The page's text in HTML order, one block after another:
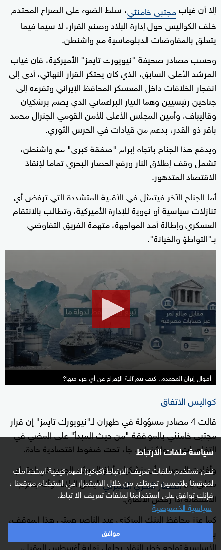
سياسة ملفات الارتباط
نحن نستخدم ملفات تعريف الارتباط (كوكيز) لفهم كيفية استخدامك
لموقعنا ولتحسين تجربتك. من خلال الاستمرار في استخدام موقعنا ،
فإنك توافق على استخدامنا لملفات تعريف الارتباط.
سياسية الخصوصية
موافق
إلا أن غيابمجتبى خامنئي، سلط الضوء على الصراع المحتدم
خلف الكواليس حول إدارة البلاد وصنع القرار، لا سيما فيما
يتعلق بالمفاوضات الدبلوماسية مع واشنطن.
وحسب مصادر صحيفة "نيويورك تايمز" الأميركية، فإن غياب
المرشد الأعلى السابق، الذي كان يحتكر القرار النهائي، أدى إلى
انفجار الخلافات داخل المعسكر المحافظ الإيراني وتفرعه إلى
جناحين رئيسيين وهما التيار البراغماتي الذي يضم بزشكيان
وقاليباف، وأمين المجلس الأعلى للأمن القومي الجنرال محمد
باقر ذو القدر، بدعم من قيادات في الحرس الثوري.
ويدفع هذا الجناح باتجاه إبرام "صفقة كبرى" مع واشنطن،
تشمل وقف إطلاق النار ورفع الحصار البحري تماما لإنقاذ
الاقتصاد المتدهور.
أما الجناح الآخر فيتمثل في الأقلية المتشددة التي ترفض أي
تنازلات سياسية أو نووية للإدارة الأميركية، وتطالب بالانتقام
العسكري وإطالة أمد المواجهة، متهمة الفريق التفاوضي
بـ"التواطؤ والخيانة".
of
2
minutes,
15
seconds
أموال إيران المجمدة.. كيف تتم آلية الإفراج عن أي جزء منها؟
كواليس الاتفاق
قالت 4 مصادر مسؤولة في طهران لـ"نيويورك تايمز" إن قرار
مجتبى خامنئي بالموافقة "من حيث المبدأ" على المضي في
التفاهمات مع واشنطن، جاء تحت ضغوط اقتصادية حادة.
وأفادت المصادر بأن بزشكيان أبلغ المرشد الجديد في اجتماع
مغلق بأنالحصار البحري الأميركي"يشل البلاد" وأنه يعتزم
الاستقالة إذا رفض الاتفاق.
كما عزز محافظ البنك المركزي عبد الناصر همتي هذا الموقف،
برسالة تحذيرية أكد فيها أن مخزونات السلع الغذائية والطبية
الأساسية تواجه خطر النفاد بحلول نهاية أغسطس المقبل،